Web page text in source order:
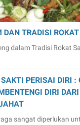
DAN TRADISI ROKAT
dalam Tradisi Rokat
PERISAI DIRI :
DIRI DARI
sangat diperlukan